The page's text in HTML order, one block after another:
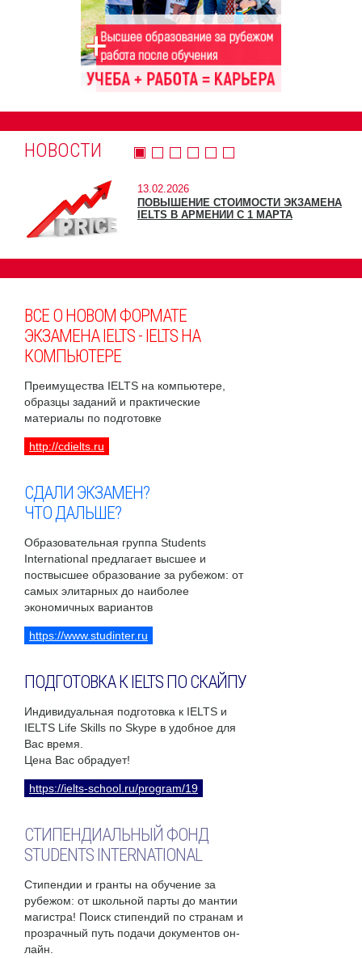
НОВОСТИ
13.02.2026
ПОВЫШЕНИЕ СТОИМОСТИ ЭКЗАМЕНА
IELTS В АРМЕНИИ С 1 МАРТА
ВСЕ О НОВОМ ФОРМАТЕ
ЭКЗАМЕНА IELTS - IELTS НА
КОМПЬЮТЕРЕ
Преимущества IELTS на компьютере,
образцы заданий и практические
материалы по подготовке
http://cdielts.ru
СДАЛИ ЭКЗАМЕН?
ЧТО ДАЛЬШЕ?
Образовательная группа Students
International предлагает высшее и
поствысшее образование за рубежом: от
самых элитарных до наиболее
экономичных вариантов
https://www.studinter.ru
ПОДГОТОВКА К IELTS ПО СКАЙПУ
Индивидуальная подготовка к IELTS и
IELTS Life Skills по Skype в удобное для
Вас время.
Цена Вас обрадует!
https://ielts-school.ru/program/19
СТИПЕНДИАЛЬНЫЙ ФОНД
STUDENTS INTERNATIONAL
Стипендии и гранты на обучение за
рубежом: от школьной парты до мантии
магистра! Поиск стипендий по странам и
прозрачный путь подачи документов он-
лайн.